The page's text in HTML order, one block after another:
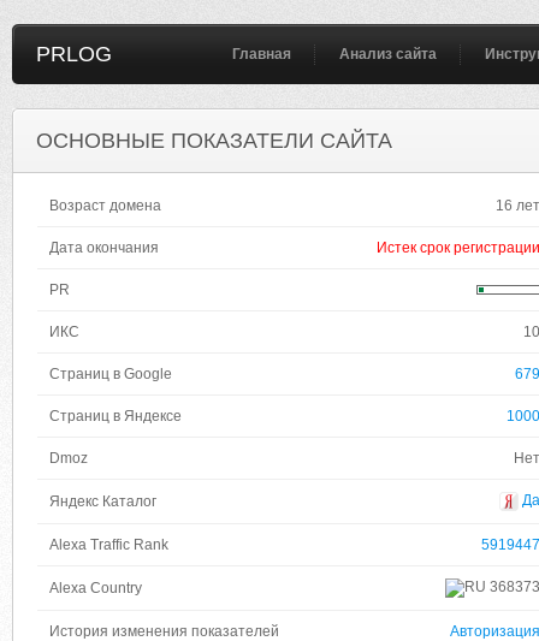
PRLOG Главная Анализ сайта
ОСНОВНЫЕ ПОКАЗАТЕЛИ САЙТА
Возраст домена 16 лет
Дата окончания Истек срок регистрации
PR
ИКС 10
Страниц в Google 679
Страниц в Яндексе 1000
Dmoz Нет
Яндекс Каталог Да
Alexa Traffic Rank 5919447
Alexa Country 368373
История изменения показателей Авторизация